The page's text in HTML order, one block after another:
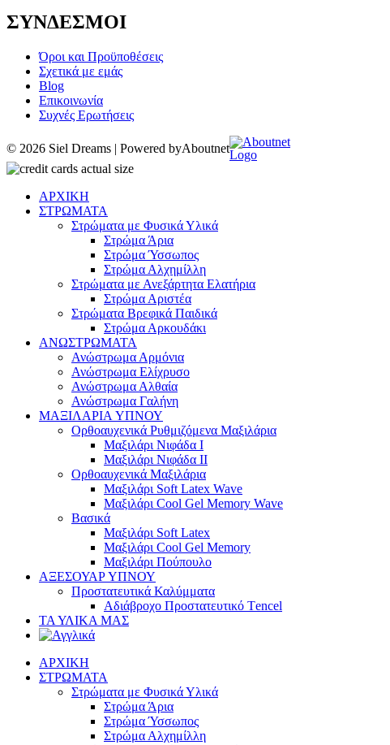
ΣΥΝΔΕΣΜΟΙ
Όροι και Προϋποθέσεις
Σχετικά με εμάς
Blog
Επικοινωνία
Συχνές Ερωτήσεις
© 2026 Siel Dreams | Powered byAboutnet
ΑΡΧΙΚΗ
ΣΤΡΩΜΑΤΑ
Στρώματα με Φυσικά Υλικά
Στρώμα Άρια
Στρώμα Ύσσωπος
Στρώμα Αλχημίλλη
Στρώματα με Ανεξάρτητα Ελατήρια
Στρώμα Αριστέα
Στρώματα Βρεφικά Παιδικά
Στρώμα Αρκουδάκι
ΑΝΩΣΤΡΩΜΑΤΑ
Ανώστρωμα Αρμόνια
Ανώστρωμα Ελίχρυσο
Ανώστρωμα Αλθαία
Ανώστρωμα Γαλήνη
ΜΑΞΙΛΑΡΙΑ YΠΝΟΥ
Ορθοαυχενικά Ρυθμιζόμενα Μαξιλάρια
Mαξιλάρι Νιφάδα Ι
Mαξιλάρι Νιφάδα ΙΙ
Ορθοαυχενικά Μαξιλάρια
Mαξιλάρι Soft Latex Wave
Mαξιλάρι Cool Gel Memory Wave
Βασικά
Mαξιλάρι Soft Latex
Mαξιλάρι Cool Gel Memory
Mαξιλάρι Πούπουλο
ΑΞΕΣΟΥΑΡ ΥΠΝΟΥ
Προστατευτικά Καλύμματα
Αδιάβροχο Προστατευτικό Τencel
ΤΑ ΥΛΙΚΑ ΜΑΣ
ΑΡΧΙΚΗ
ΣΤΡΩΜΑΤΑ
Στρώματα με Φυσικά Υλικά
Στρώμα Άρια
Στρώμα Ύσσωπος
Στρώμα Αλχημίλλη